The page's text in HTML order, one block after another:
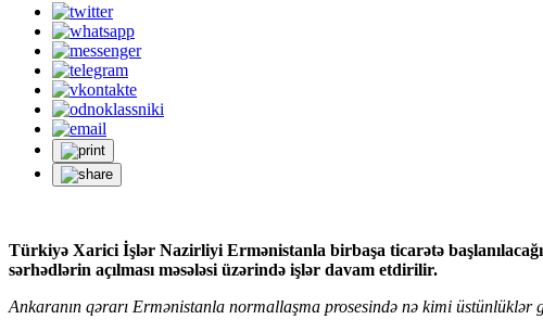
Türkiyə Xarici İşlər Nazirliyi Ermənistanla birbaşa ticarətə
sərhədlərin açılması məsələsi üzərində işlər davam etdirilir.
Ankaranın qərarı Ermənistanla normallaşma prosesində nə kimi